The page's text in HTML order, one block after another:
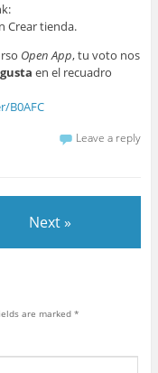
Crear tienda.
Open App, tu voto nos
en el recuadro
B0AFC
Leave a reply
Next »
are marked *